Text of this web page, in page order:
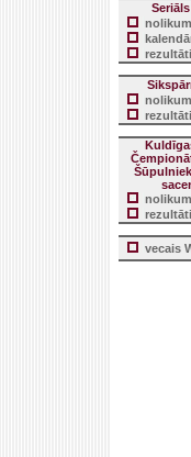
rezultāti
rezultāti
rezultāti
vecais